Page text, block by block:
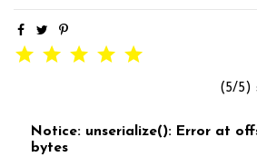
(5/5)
Notice: unserialize(): Error at
bytes